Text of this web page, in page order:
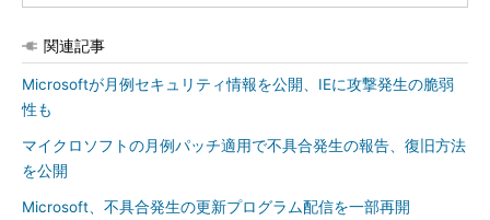
関連記事
Microsoftが月例セキュリティ情報を公開、IEに攻撃発生の脆弱
性も
マイクロソフトの月例パッチ適用で不具合発生の報告、復旧方法
を公開
Microsoft、不具合発生の更新プログラム配信を一部再開